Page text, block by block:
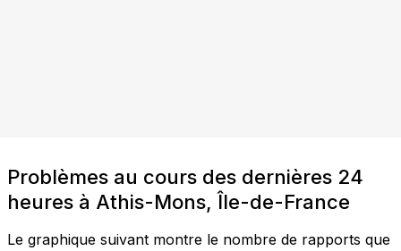
Problèmes au cours des dernières 24
heures à Athis-Mons, Île-de-France
Le graphique suivant montre le nombre de rapports que